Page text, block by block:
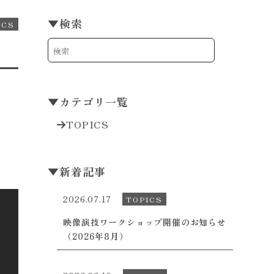
▼検索
▼カテゴリ一覧
TOPICS
▼新着記事
2026.07.17 TOPICS
映像演技ワークショップ開催のお知らせ
（2026年8月）